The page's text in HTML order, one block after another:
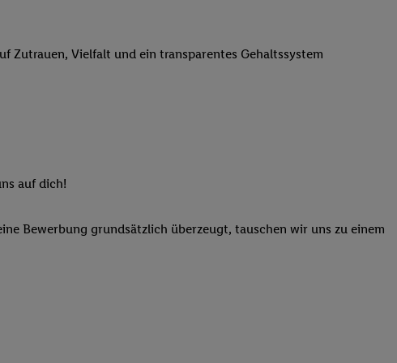
Zutrauen, Vielfalt und ein transparentes Gehaltssystem
auf dich!
Bewerbung grundsätzlich überzeugt, tauschen wir uns zu einem
, die Utiq-
für Utiq erstellt. Wir
unten erläuterten
Technologie für digitales
Informationen
und zu Ihrem Recht,